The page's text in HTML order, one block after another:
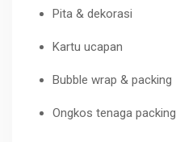
Pita & dekorasi
Kartu ucapan
Bubble wrap & packing
Ongkos tenaga packing